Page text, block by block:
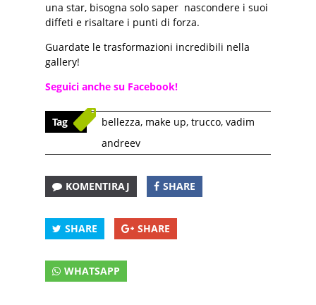
una star, bisogna solo saper nascondere i suoi
diffeti e risaltare i punti di forza.
Guardate le trasformazioni incredibili nella
gallery!
Seguici anche su Facebook!
Tag bellezza, make up, trucco, vadim
andreev
KOMENTIRAJ SHARE
SHARE SHARE
WHATSAPP